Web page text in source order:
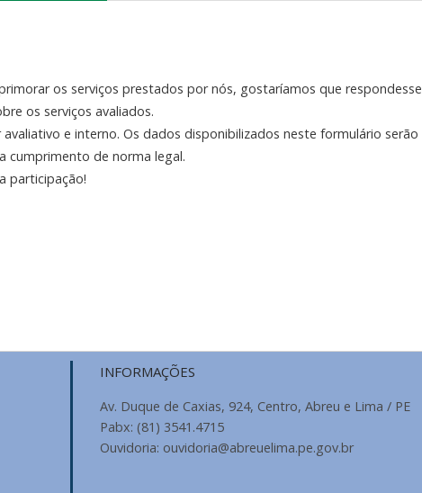
os serviços prestados por nós, gostaríamos que
os serviços avaliados.
e interno. Os dados disponibilizados neste formulário
cumprimento de norma legal.
participação!
INFORMAÇÕES
Av. Duque de Caxias, 924, Centro, Abreu e Lima / PE
Pabx: (81) 3541.4715
Ouvidoria: ouvidoria@abreuelima.pe.gov.br